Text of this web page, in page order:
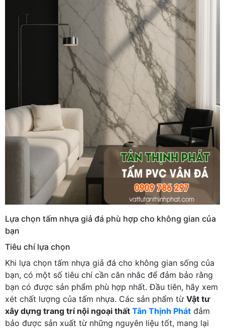
Lựa chọn tấm nhựa giả đá phù hợp cho không gian của
bạn
Tiêu chí lựa chọn
Khi lựa chọn tấm nhựa giả đá cho không gian sống của
bạn, có một số tiêu chí cần cân nhắc để đảm bảo rằng
bạn có được sản phẩm phù hợp nhất. Đầu tiên, hãy xem
xét chất lượng của tấm nhựa. Các sản phẩm từ Vật tư
xây dựng trang trí nội ngoại thất Tân Thịnh Phát đảm
bảo được sản xuất từ những nguyên liệu tốt, mang lại